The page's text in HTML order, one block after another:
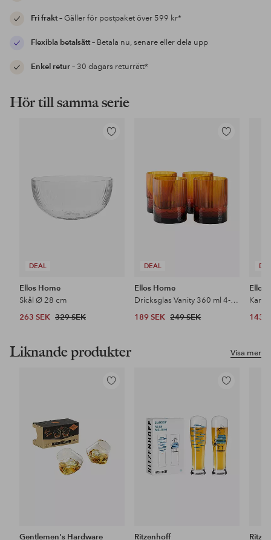
Fri frakt– Gäller för postpaket över 599 kr*
Flexibla betalsätt– Betala nu, senare eller dela upp
Enkel retur– 30 dagars returrätt*
Hör till samma serie
DEAL
Lägg
Ellos Home
Skål Ø 28 cm
263 SEK 329 SEK
DEAL
Lägg
Ellos Home
Dricksglas Vanity 360 ml 4-pack
189 SEK 249 SEK
Ellos
143
Visa mer
Liknande produkter
Lägg
Gentlemen's Hardware
Lägg
favoriter
Ritzenhoff